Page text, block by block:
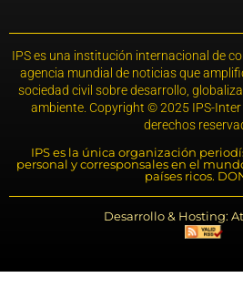
IPS es una institución internacional de
agencia mundial de noticias que
sociedad civil sobre desarrollo,
ambiente. Copyright © 2025 IPS-Inter
derechos
IPS es la única organización
personal y corresponsales en el
países ricos.
Desarrollo & Hosting: